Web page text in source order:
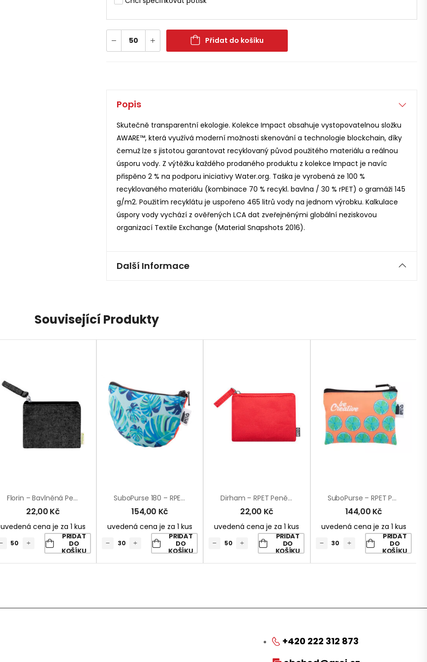
Přidat do košíku
Popis
Skutečně transparentní ekologie. Kolekce Impact obsahuje vystopovatelnou složku
AWARE™, která využívá moderní možnosti skenování a technologie blockchain, díky
čemuž lze s jistotou garantovat recyklovaný původ použitého materiálu a reálnou
úsporu vody. Z výtěžku každého prodaného produktu z kolekce Impact je navíc
přispěno 2 % na podporu iniciativy Water.org. Taška je vyrobená ze 100 %
recyklovaného materiálu (kombinace 70 % recykl. bavlna / 30 % rPET) o gramáži 145
g/m2. Použitím recyklátu je uspořeno 465 litrů vody na jednom výrobku. Kalkulace
úspory vody vychází z ověřených LCA dat zveřejněnými globální neziskovou
organizací Textile Exchange (Material Snapshots 2016).
Další Informace
Související Produkty
Florin – Bavlněná Peněženka
22,00 Kč
uvedená cena je za 1 kus
PŘIDAT
DO
KOŠÍKU
SuboPurse 180 – RPET Taštička Na Zakázku
154,00 Kč
uvedená cena je za 1 kus
PŘIDAT
DO
KOŠÍKU
Dirham – RPET Peněženka
22,00 Kč
uvedená cena je za 1 kus
PŘIDAT
DO
KOŠÍKU
SuboPurse – RPET Peněženka Na Zakázku
144,00 Kč
uvedená cena je za 1 kus
PŘIDAT
DO
KOŠÍKU
+420 222 312 873